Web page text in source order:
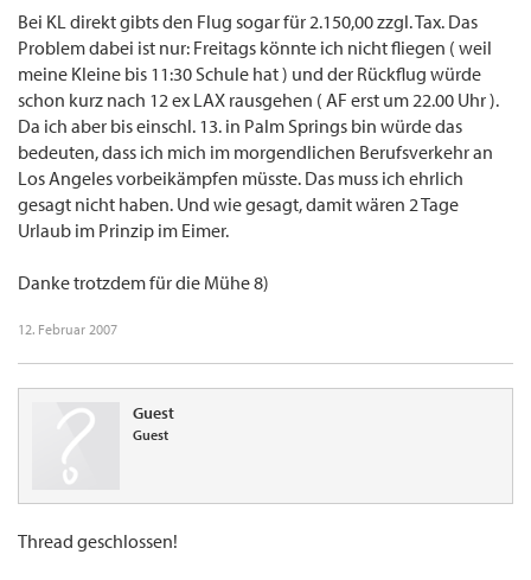
Bei KL direkt gibts den Flug sogar für 2.150,00 zzgl. Tax. Das
Problem dabei ist nur: Freitags könnte ich nicht fliegen ( weil
meine Kleine bis 11:30 Schule hat ) und der Rückflug würde
schon kurz nach 12 ex LAX rausgehen ( AF erst um 22.00 Uhr ).
Da ich aber bis einschl. 13. in Palm Springs bin würde das
bedeuten, dass ich mich im morgendlichen Berufsverkehr an
Los Angeles vorbeikämpfen müsste. Das muss ich ehrlich
gesagt nicht haben. Und wie gesagt, damit wären 2 Tage
Urlaub im Prinzip im Eimer.
Danke trotzdem für die Mühe 8)
12. Februar 2007
Guest
Guest
Thread geschlossen!